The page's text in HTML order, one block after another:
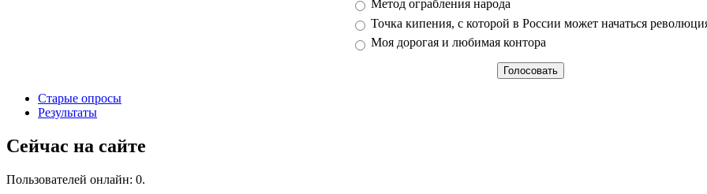
Метод ограбления народа
Точка кипения, с которой в России может начаться
Моя дорогая и любимая контора
Старые опросы
Результаты
Сейчас на сайте
Пользователей онлайн: 0.